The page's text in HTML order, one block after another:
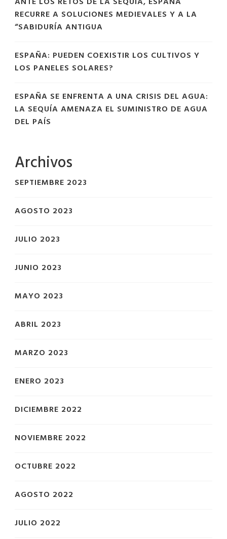
RECURRE A SOLUCIONES MEDIEVALES Y A LA
“SABIDURÍA ANTIGUA
ESPAÑA: PUEDEN COEXISTIR LOS CULTIVOS Y
LOS PANELES SOLARES?
ESPAÑA SE ENFRENTA A UNA CRISIS DEL AGUA:
LA SEQUÍA AMENAZA EL SUMINISTRO DE AGUA
DEL PAÍS
Archivos
SEPTIEMBRE 2023
AGOSTO 2023
JULIO 2023
JUNIO 2023
MAYO 2023
ABRIL 2023
MARZO 2023
ENERO 2023
DICIEMBRE 2022
NOVIEMBRE 2022
OCTUBRE 2022
AGOSTO 2022
JULIO 2022